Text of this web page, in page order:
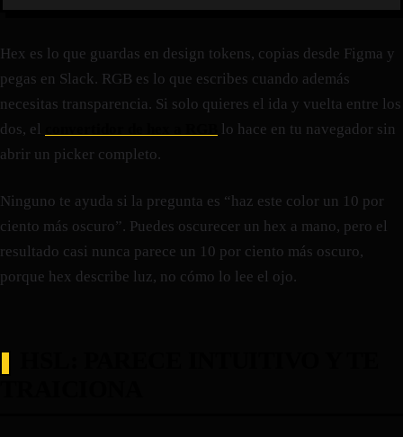
Hex es lo que guardas en design tokens, copias desde Figma y
pegas en Slack. RGB es lo que escribes cuando además
necesitas transparencia. Si solo quieres el ida y vuelta entre los
dos, el
lo hace en tu navegador sin
abrir un picker completo.
Ninguno te ayuda si la pregunta es “haz este color un 10 por
ciento más oscuro”. Puedes oscurecer un hex a mano, pero el
resultado casi nunca parece un 10 por ciento más oscuro,
porque hex describe luz, no cómo lo lee el ojo.